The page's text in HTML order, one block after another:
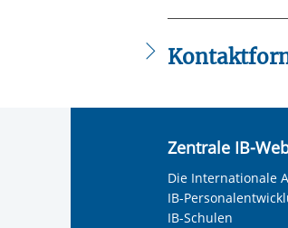
Keine Angabe
Frau
Herr
Zentrale IB-
Die Internationale
IB-
IB-Schulen